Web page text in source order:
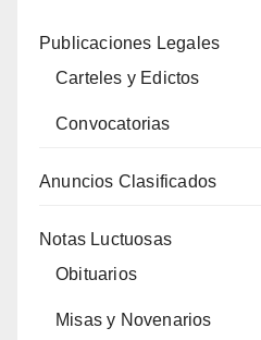
Publicaciones Legales
Carteles y Edictos
Convocatorias
Anuncios Clasificados
Notas Luctuosas
Obituarios
Misas y Novenarios